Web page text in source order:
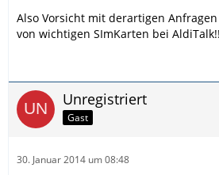
Also Vorsicht mit derartigen
von wichtigen SImKarten bei
Unregistriert
Gast
30. Januar 2014 um 08:48